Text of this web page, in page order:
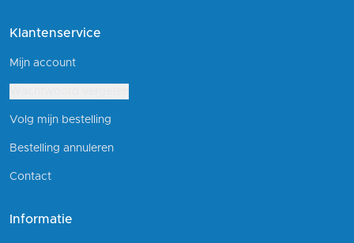
Klantenservice
Mijn account
Volg mijn bestelling
Bestelling annuleren
Contact
Informatie